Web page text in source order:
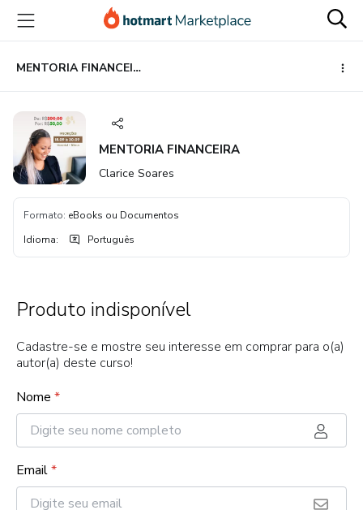
para
conteúdo
principal
para
pagamento
para
rodapé
MENTORIA FINANCEIRA
MENTORIA FINANCEIRA
Clarice Soares
Formato: eBooks ou Documentos
Idioma: Português
Produto indisponível
Cadastre-se e mostre seu interesse em comprar para o(a)
autor(a) deste curso!
Nome *
Email*